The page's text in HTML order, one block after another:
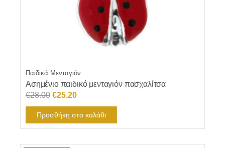
Παιδικά Μενταγιόν
Ασημένιο παιδικό μενταγιόν πασχαλίτσα
€28.00 Original
price
was:
€28.00.
€25.20Η
τρέχουσα
τιμή
είναι:
€25.20.
Προσθήκη στο καλάθι